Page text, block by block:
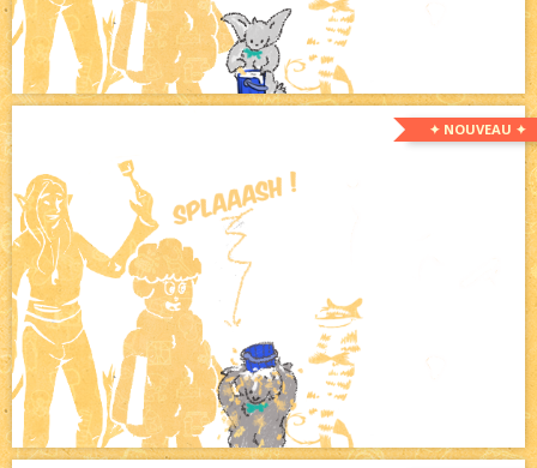
✦ NOUVEAU ✦